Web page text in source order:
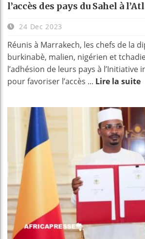
l’accès des pays du Sahel à
24 Dec 2023
Réunis à Marrakech, les chefs de la
burkinabè, malien, nigérien et
l’adhésion de leurs pays à l’Initiative
pour favoriser l’accès ... Lire la suite